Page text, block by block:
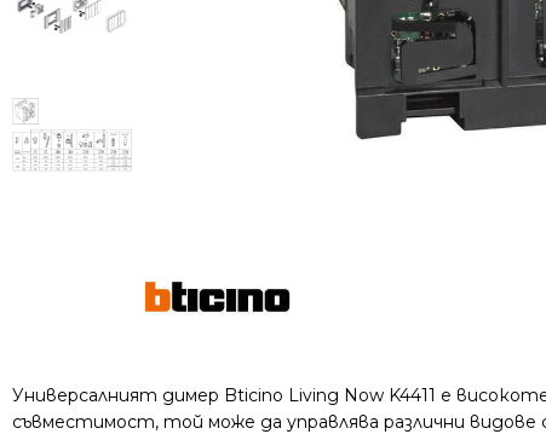
Универсалният димер Bticino Living Now K4411 е
съвместимост, той може да управлява различни